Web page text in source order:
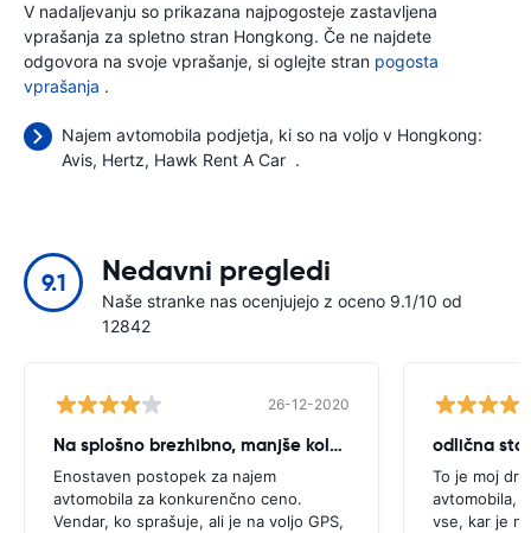
V nadaljevanju so prikazana najpogosteje zastavljena
vprašanja za spletno stran Hongkong. Če ne najdete
odgovora na svoje vprašanje, si oglejte stran pogosta
vprašanja .
Najem avtomobila podjetja, ki so na voljo v Hongkong:
Avis Hertz Hawk Rent A Car .
9.1 Nedavni pregledi
Naše stranke nas ocenjujejo z oceno 9.1/10 od
12842
26-12-2020
Na splošno brezhibno, manjše kolcanje
Enostaven postopek za najem
avtomobila za konkurenčno ceno.
Vendar, ko sprašuje, ali je na voljo GPS,
odlična
To je moj
avtomobila,
vse, kar je